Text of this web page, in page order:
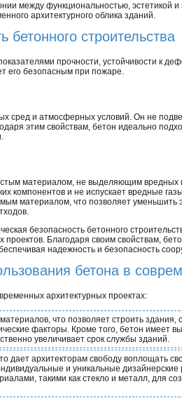
между функциональностью, эстетикой и
архитектурного облика зданий.
бетонного строительства
прочности, устойчивости к
его безопасным при пожаре.
сред и атмосферных условий. Он не
этим свойствам, бетон идеально
материалом, не выделяющим
компонентов и не испускает вредные
материалом, что позволяет уменьшить
безопасность бетонного
Благодаря своим свойствам,
надежность и безопасность
бетона в
архитектурных проектах:
что позволяет строить
факторы. Кроме того, бетон имеет
увеличивает срок службы зданий.
дает архитекторам свободу воплощать
и уникальные
такими как стекло и металл, для